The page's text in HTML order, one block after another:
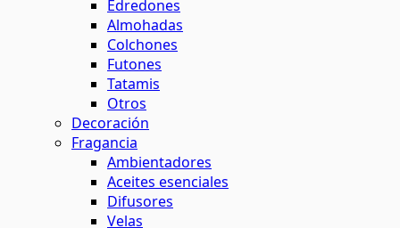
Edredones
Almohadas
Colchones
Futones
Tatamis
Otros
Decoración
Fragancia
Ambientadores
Aceites esenciales
Difusores
Velas